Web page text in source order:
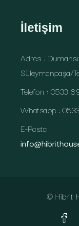
İletişim
Adres :
Süleymanpaşa/
Telefon : 0533
Whatsapp :
E-Posta :
© Hibrit